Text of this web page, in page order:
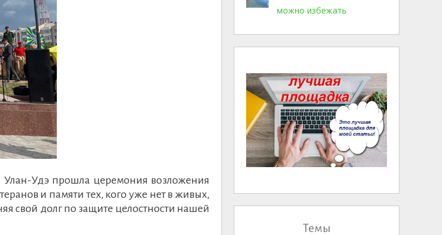
Улан-Удэ прошла церемония возложения
и памяти тех, кого уже нет в живых,
свой долг по защите целостности нашей
можно избежать
Темы